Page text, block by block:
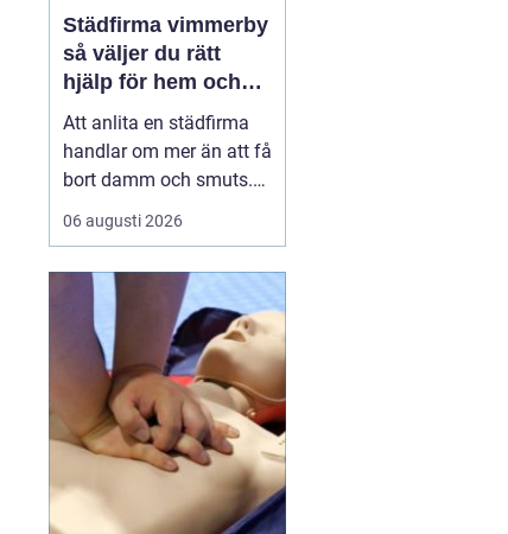
Städfirma vimmerby
så väljer du rätt
hjälp för hem och
företag
Att anlita en städfirma
handlar om mer än att få
bort damm och smuts.
För många i Vimmerby
är professionell städning
vardag, ett mer
välkomnande hem och
en arbetsplats där både
personal och kunder
trivs. Med rätt partner får
d...
06 augusti 2026